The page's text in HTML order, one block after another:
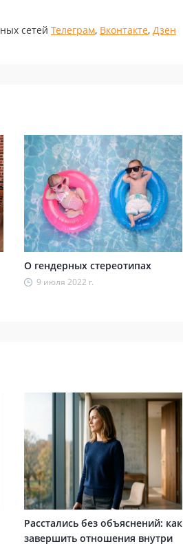
сетей Телеграм, Вконтакте, Дзен
О гендерных стереотипах
9 июля 2022 г.
Расстались без объяснений: как
завершить отношения внутри